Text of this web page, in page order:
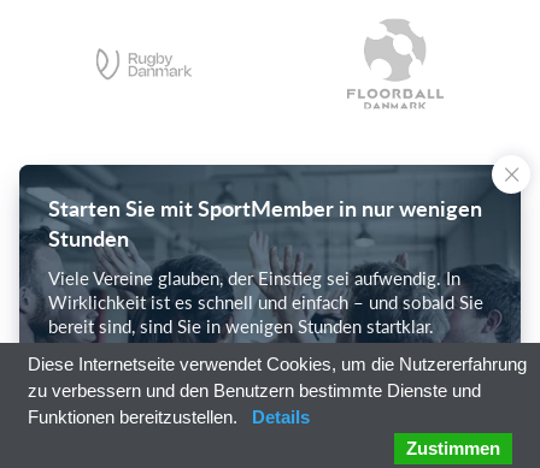
Starten Sie mit SportMember in nur wenigen
Stunden
Viele Vereine glauben, der Einstieg sei aufwendig. In
Wirklichkeit ist es schnell und einfach – und sobald Sie
bereit sind, sind Sie in wenigen Stunden startklar.
Mit SportMember starten
Diese Internetseite verwendet Cookies, um die Nutzererfahrung
zu verbessern und den Benutzern bestimmte Dienste und
Funktionen bereitzustellen.
Details
Zustimmen